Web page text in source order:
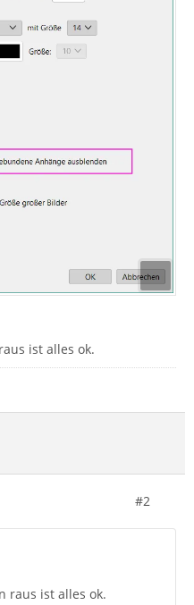
ist alles ok.
#2
raus ist alles ok.